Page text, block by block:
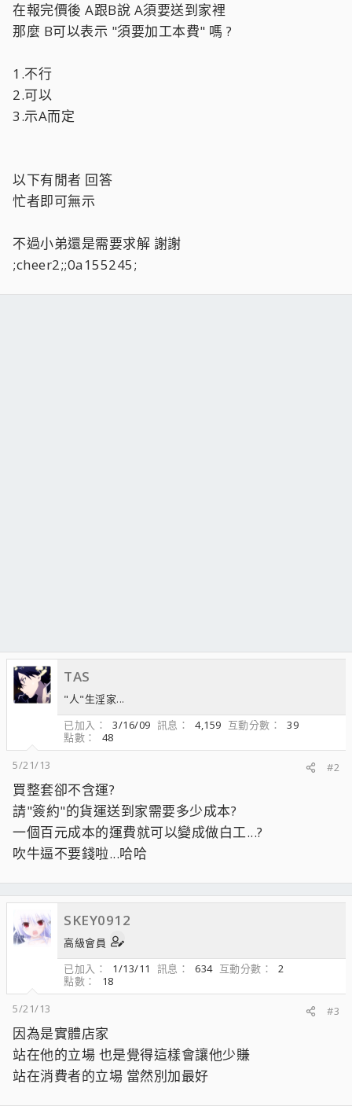
在報完價後 A跟B說 A須要送到家裡
那麼 B可以表示 "須要加工本費" 嗎 ?
1.不行
2.可以
3.示A而定
以下有閒者 回答
忙者即可無示
不過小弟還是需要求解 謝謝
;cheer2;;0a155245;
TAS
"人"生淫家...
已加入
3/16/09 訊息 4,159 互動分數
39
點數
48
5/21/13
#2
買整套卻不含運?
請"簽約"的貨運送到家需要多少成本?
一個百元成本的運費就可以變成做白工...?
吹牛逼不要錢啦...哈哈
SKEY0912
高級會員
已加入
1/13/11 訊息 634 互動分數
2
點數
18
5/21/13
#3
因為是實體店家
站在他的立場 也是覺得這樣會讓他少賺
站在消費者的立場 當然別加最好